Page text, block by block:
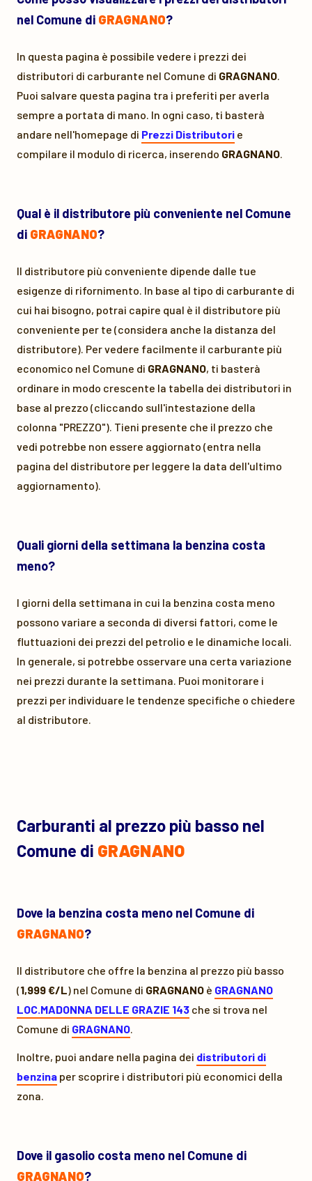
nel Comune di GRAGNANO?
In questa pagina è possibile vedere i prezzi dei
distributori di carburante nel Comune di GRAGNANO.
Puoi salvare questa pagina tra i preferiti per averla
sempre a portata di mano. In ogni caso, ti basterà
andare nell'homepage di Prezzi Distributori e
compilare il modulo di ricerca, inserendo GRAGNANO.
Qual è il distributore più conveniente nel Comune
di GRAGNANO?
Il distributore più conveniente dipende dalle tue
esigenze di rifornimento. In base al tipo di carburante di
cui hai bisogno, potrai capire qual è il distributore più
conveniente per te (considera anche la distanza del
distributore). Per vedere facilmente il carburante più
economico nel Comune di GRAGNANO, ti basterà
ordinare in modo crescente la tabella dei distributori in
base al prezzo (cliccando sull'intestazione della
colonna "PREZZO"). Tieni presente che il prezzo che
vedi potrebbe non essere aggiornato (entra nella
pagina del distributore per leggere la data dell'ultimo
aggiornamento).
Quali giorni della settimana la benzina costa
meno?
I giorni della settimana in cui la benzina costa meno
possono variare a seconda di diversi fattori, come le
fluttuazioni dei prezzi del petrolio e le dinamiche locali.
In generale, si potrebbe osservare una certa variazione
nei prezzi durante la settimana. Puoi monitorare i
prezzi per individuare le tendenze specifiche o chiedere
al distributore.
Carburanti al prezzo più basso nel
Comune di GRAGNANO
Dove la benzina costa meno nel Comune di
GRAGNANO?
Il distributore che offre la benzina al prezzo più basso
(1,999 €/L) nel Comune di GRAGNANO è GRAGNANO
LOC.MADONNA DELLE GRAZIE 143 che si trova nel
Comune di GRAGNANO.
Inoltre, puoi andare nella pagina dei distributori di
benzina per scoprire i distributori più economici della
zona.
Dove il gasolio costa meno nel Comune di
GRAGNANO?